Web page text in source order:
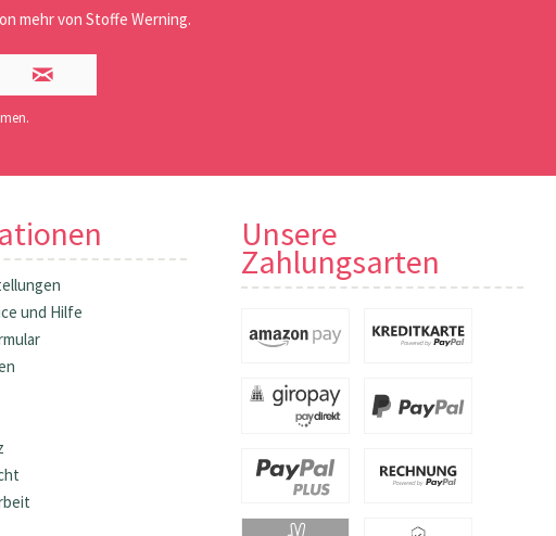
mehr von Stoffe Werning.
und Hilfe
Unsere
Zahlungsarten